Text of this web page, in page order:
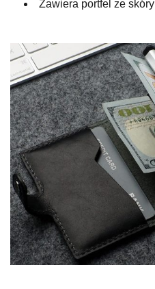
Zawiera portfel ze skóry